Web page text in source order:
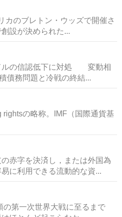
カのブレトン・ウッズで開催さ
設が決められた...
信認低下に対処 変動相
務問題と冷戦の終結...
の略称。IMF（国際通貨基
赤字を決済し，または外国為
に利用できる流動的な資...
第一次世界大戦に至るまで